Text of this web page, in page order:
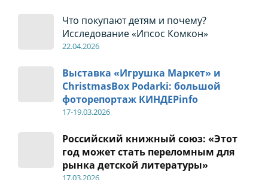
Что покупают детям и почему?
Исследование «Ипсос Комкон»
22.04.2026
Выставка «Игрушка Маркет» и
ChristmasBox Podarki: большой
фоторепортаж КИНДЕРinfo
17-19.03.2026
Российский книжный союз: «Этот
год может стать переломным для
рынка детской литературы»
17.03.2026